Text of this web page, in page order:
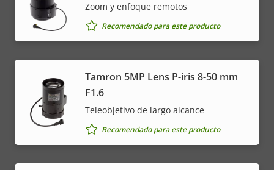
Zoom y enfoque remotos
Recomendado para este producto
Tamron 5MP Lens P-iris 8-50 mm
F1.6
Teleobjetivo de largo alcance
Recomendado para este producto